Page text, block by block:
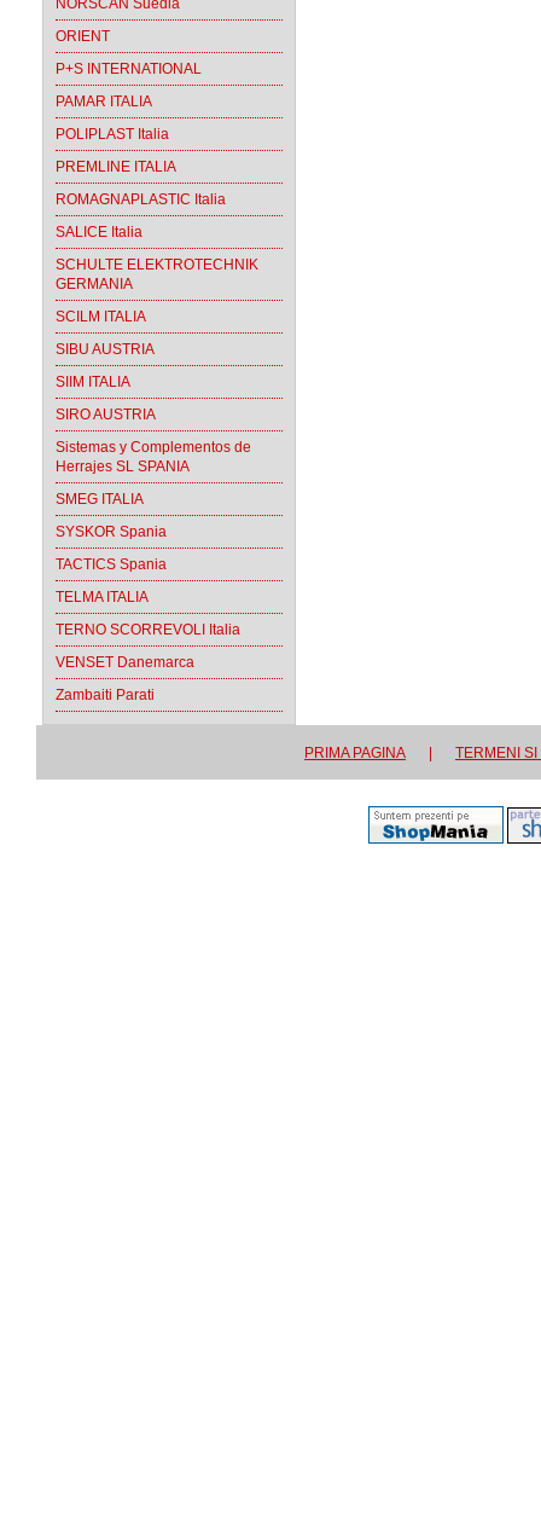
NORSCAN Suedia
ORIENT
P+S INTERNATIONAL
PAMAR ITALIA
POLIPLAST Italia
PREMLINE ITALIA
ROMAGNAPLASTIC Italia
SALICE Italia
SCHULTE ELEKTROTECHNIK
GERMANIA
SCILM ITALIA
SIBU AUSTRIA
SIIM ITALIA
SIRO AUSTRIA
Sistemas y Complementos de
Herrajes SL SPANIA
SMEG ITALIA
SYSKOR Spania
TACTICS Spania
TELMA ITALIA
TERNO SCORREVOLI Italia
VENSET Danemarca
Zambaiti Parati
PRIMA PAGINA TERMENI SI